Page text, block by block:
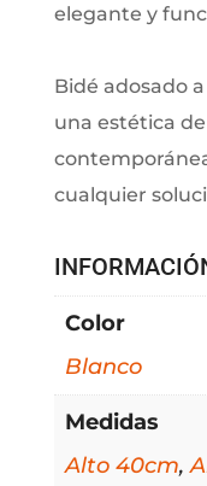
elegante y
Bidé adosado
una estética
cualquier
Color
Blanco
Medidas
Alto 40cm,